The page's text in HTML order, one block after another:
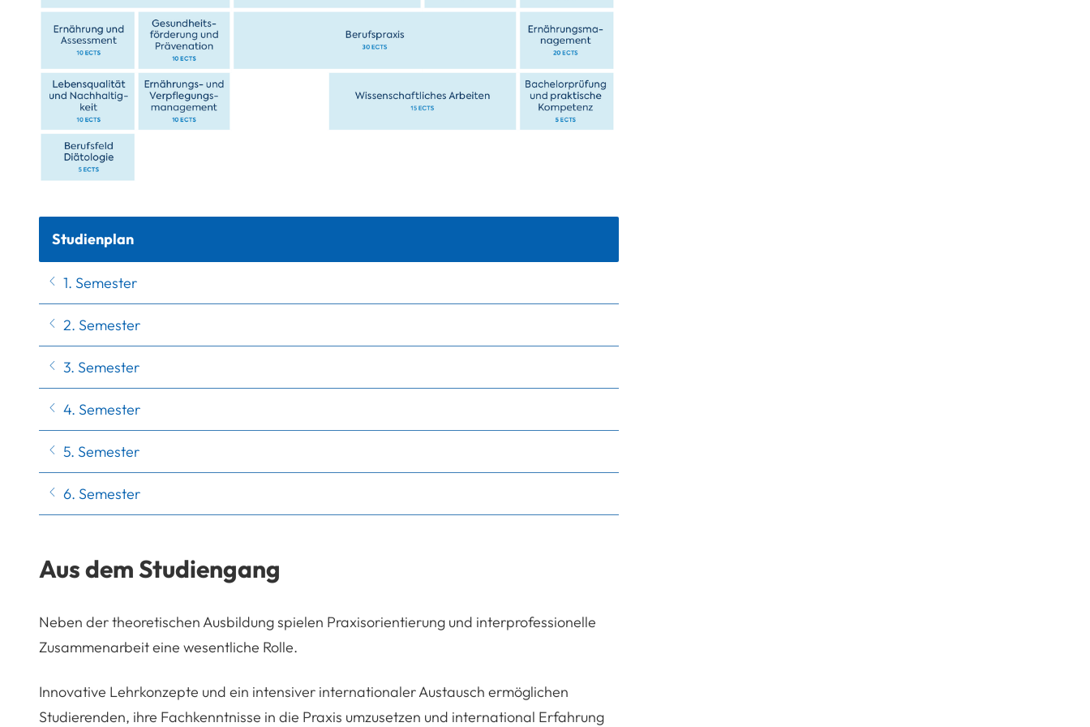
Studienplan
1. Semester
2. Semester
3. Semester
4. Semester
5. Semester
6. Semester
Aus dem Studiengang
Neben der theoretischen Ausbildung spielen Praxisorientierung und interprofessionelle
Zusammenarbeit eine wesentliche Rolle.
Innovative Lehrkonzepte und ein intensiver internationaler Austausch ermöglichen
Studierenden, ihre Fachkenntnisse in die Praxis umzusetzen und international Erfahrung